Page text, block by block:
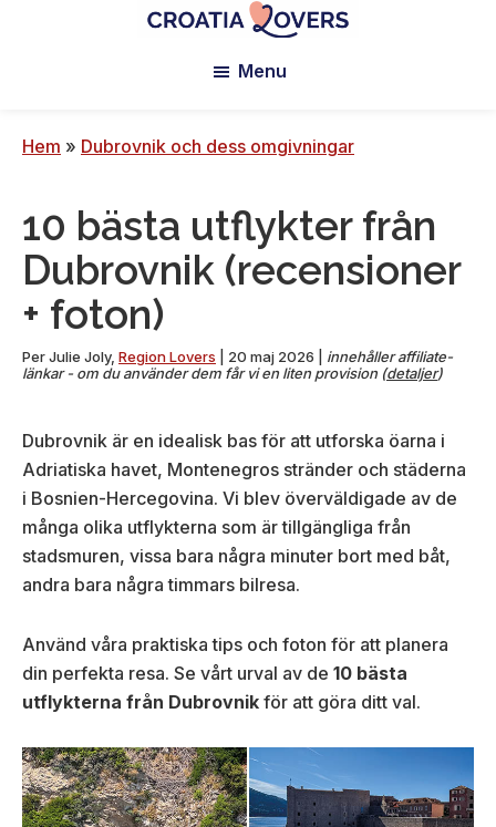
sens
-
blog
de
et
Menu
Hem » Dubrovnik och dess omgivningar
10 bästa utflykter från
Dubrovnik (recensioner
+ foton)
PerJulie Joly, Region Lovers 20 maj 2026
innehåller affiliate-
länkar - om du använder dem får vi en liten provision (detaljer)
Dubrovnik är en idealisk bas för att utforska öarna i
Adriatiska havet, Montenegros stränder och städerna
i Bosnien-Hercegovina. Vi blev överväldigade av de
många olika utflykterna som är tillgängliga från
stadsmuren, vissa bara några minuter bort med båt,
andra bara några timmars bilresa.
Använd våra praktiska tips och foton för att planera
din perfekta resa. Se vårt urval av de 10 bästa
utflykterna från Dubrovnik för att göra ditt val.